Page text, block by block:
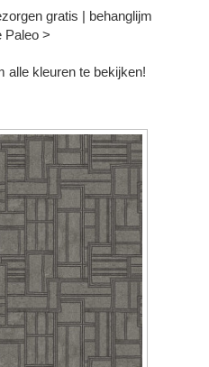
gratis | behanglijm
Paleo >
alle kleuren te bekijken!